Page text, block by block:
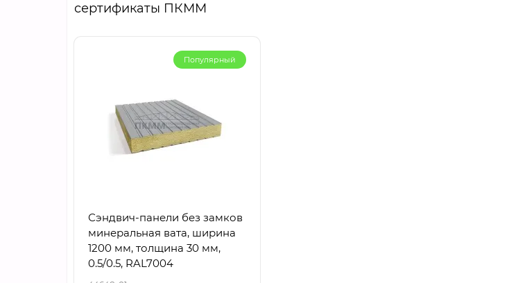
сертификаты ПКММ
Популярный
Сэндвич-панели без замков
минеральная вата, ширина
1200 мм, толщина 30 мм,
0.5/0.5, RAL7004